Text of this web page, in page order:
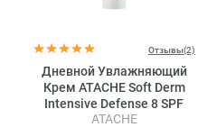
Отзывы(2)
Дневной Увлажняющий
Крем ATACHE Soft Derm
Intensive Defense 8 SPF
ATACHE